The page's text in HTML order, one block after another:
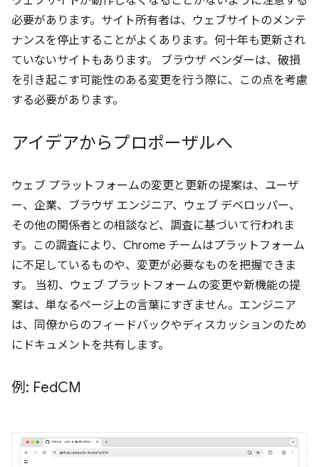
必要があります。サイト所有者は、ウェブサイトのメンテ
ナンスを停止することがよくあります。何十年も更新され
ていないサイトもあります。 ブラウザ ベンダーは、破損
を引き起こす可能性のある変更を行う際に、この点を考慮
する必要があります。
アイデアからプロポーザルへ
ウェブ プラットフォームの変更と更新の提案は、ユーザ
ー、企業、ブラウザ エンジニア、ウェブ デベロッパー、
その他の関係者との相談など、調査に基づいて行われま
す。この調査により、Chrome チームはプラットフォーム
に不足しているものや、変更が必要なものを把握できま
す。 当初、ウェブ プラットフォームの変更や新機能の提
案は、単なるページ上の言葉にすぎません。エンジニア
は、同僚からのフィードバックやディスカッションのため
にドキュメントを共有します。
例: FedCM